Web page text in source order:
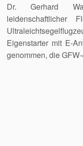
Dr. Gerhard
leidenschaftlicher
Eigenstarter mit E-
genommen, die